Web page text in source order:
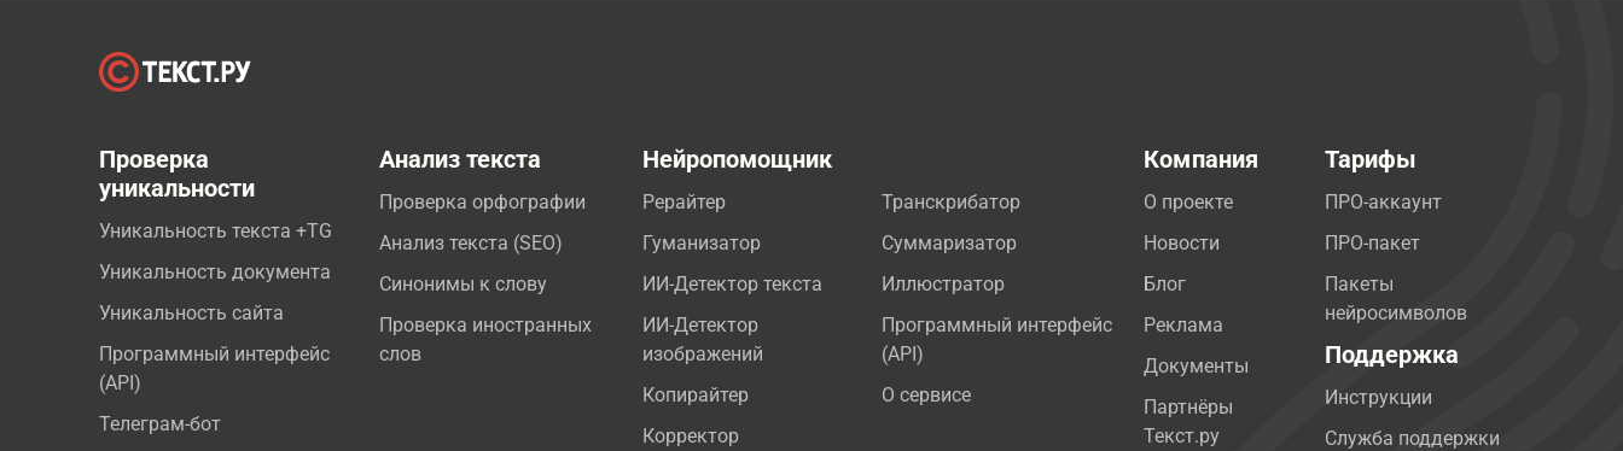
Проверка
уникальности
Уникальность текста +TG
Уникальность документа
Уникальность сайта
Программный интерфейс
(API)
Телеграм-бот
Анализ текста
Проверка орфографии
Анализ текста (SEO)
Синонимы к слову
Проверка иностранных
слов
Нейропомощник
Рерайтер
Гуманизатор
ИИ-Детектор текста
ИИ-Детектор
изображений
Копирайтер
Корректор
Транскрибатор
Суммаризатор
Иллюстратор
Программный интерфейс
(API)
О сервисе
Компания
О проекте
Новости
Блог
Реклама
Документы
Партнёры
Текст.ру
Тарифы
ПРО-аккаунт
ПРО-пакет
Пакеты
нейросимволов
Поддержка
Инструкции
Служба поддержки